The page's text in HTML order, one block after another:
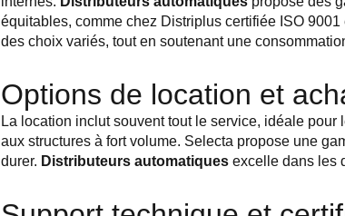
équitables, comme chez Distriplus certifiée ISO
des choix variés, tout en soutenant une
Options de location et
La location inclut souvent tout le service, idéale
aux structures à fort volume. Selecta propose une
durer. Distributeurs automatiquesexcelle dans les